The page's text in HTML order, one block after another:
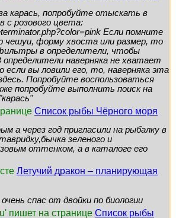
карась, попробуйте отыскать в
с розового цвета:
Если помните
чешуи, форму хвоста или размер, то
в определители, чтобы
наверняка не хватает
если вы ловили его, то, наверняка эта
Попробуйте воспользоваться
попробуйте выполнить поиск на
Список рыбы Чёрного моря
а через год пригласили на рыбалку в
зеленого и
оттенком, а в каталоге его
Летучий дракон – планирующая
спас от двойки по биологии
пишет на странице Список рыбы